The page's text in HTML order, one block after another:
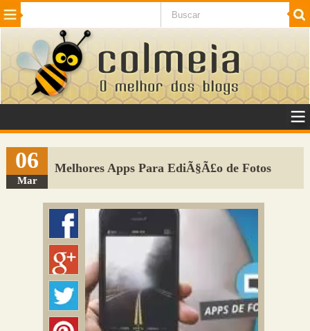
Beleza Cinema e TV
Internet Jogos NotÃ­cias SaÃºde
VeÃ­culos Adulto
Sugerir Link
Adicionar Blog
Colmeia Exchange
06
Mar
Melhores Apps Para EdiÃ§Ã£o de Fotos